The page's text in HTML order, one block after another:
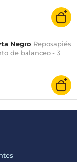
Negro Reposapiés
de balanceo - 3